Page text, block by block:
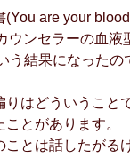
(You are your
ウンセラーの血
う結果になったの
りはどういうこと
とがあります。
ことは話したが